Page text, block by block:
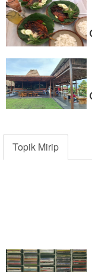
Topik Mirip